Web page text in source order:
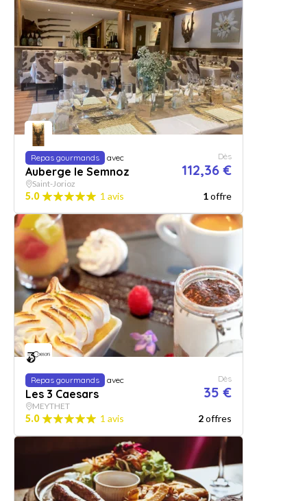
Repas gourmands avec
Auberge le Semnoz
Dès
112,36 €
Saint-Jorioz
5.0 1 avis 1offre
Repas gourmands avec
Les 3 Caesars
Dès
35 €
MEYTHET
5.0 1 avis 2offres